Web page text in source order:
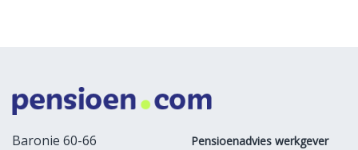
Baronie 60-66
Pensioenadvies werkgever